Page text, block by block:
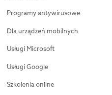
Programy antywirusowe
Dla urządzeń mobilnych
Usługi Microsoft
Usługi Google
Szkolenia online